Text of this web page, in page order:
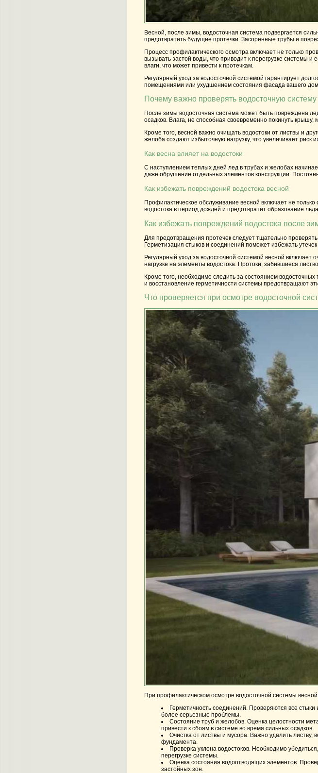
Весной, после зимы, водосточная система подвергается
предотвратить будущие протечки. Засоренные трубы и
Процесс профилактического осмотра включает не только
вызывать застой воды, что приводит к перегрузке системы
влаги, что может привести к протечкам.
Регулярный уход за водосточной системой гарантирует
помещениями или ухудшением состояния фасада вашего
Почему важно проверять водосточную систему
После зимы водосточная система может быть повреждена
осадков. Влага, не способная своевременно покинуть
Кроме того, весной важно очищать водостоки от листвы и
желоба создают избыточную нагрузку, что увеличивает
Как весна влияет на водостоки
С наступлением теплых дней лед в трубах и желобах
даже обрушение отдельных элементов конструкции.
Как избежать повреждений водостока весной
Профилактическое обслуживание весной включает не
водостока в период дождей и предотвратит образование
Как избежать повреждений водостока после
Для предотвращения протечек следует тщательно
Герметизация стыков и соединений поможет избежать
Регулярный уход за водосточной системой весной включает
нагрузке на элементы водостока. Протоки, забившиеся
Кроме того, необходимо следить за состоянием
и восстановление герметичности системы предотвращают
Что проверяется при осмотре водосточной
При профилактическом осмотре водосточной системы
Герметичность соединений. Проверяются все стыки
более серьезные проблемы.
Состояние труб и желобов. Оценка целостности
привести к сбоям в системе во время сильных осадков.
Очистка от листвы и мусора. Важно удалить листву,
фундамента.
Проверка уклона водостоков. Необходимо
перегрузке системы.
Оценка состояния водоотводящих элементов.
застойных зон.